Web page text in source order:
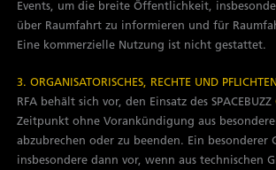
Events, um die breite Öffentlichkeit,
über Raumfahrt zu informieren und für
Eine kommerzielle Nutzung ist nicht gestattet.
3. ORGANISATORISCHES, RECHTE UND PFLICHTEN
RFA behält sich vor, den Einsatz des SPACEBUZZ
Zeitpunkt ohne Vorankündigung aus
abzubrechen oder zu beenden. Ein besonderer
insbesondere dann vor, wenn aus technischen